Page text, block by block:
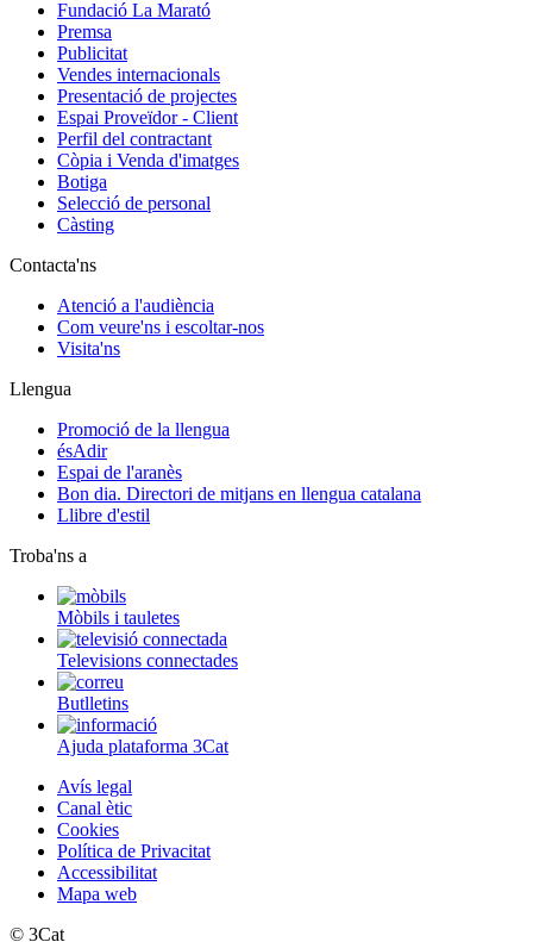
Fundació La Marató
Premsa
Publicitat
Vendes internacionals
Presentació de projectes
Espai Proveïdor - Client
Perfil del contractant
Còpia i Venda d'imatges
Botiga
Selecció de personal
Càsting
Contacta'ns
Atenció a l'audiència
Com veure'ns i escoltar-nos
Visita'ns
Llengua
Promoció de la llengua
ésAdir
Espai de l'aranès
Bon dia. Directori de mitjans en llengua catalana
Llibre d'estil
Troba'ns a
Mòbils i tauletes
Televisions connectades
Butlletins
Ajuda plataforma 3Cat
Avís legal
Canal ètic
Cookies
Política de Privacitat
Accessibilitat
Mapa web
© 3Cat